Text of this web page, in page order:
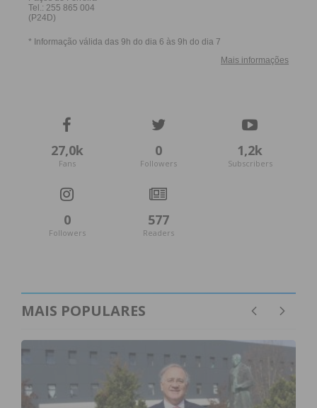
27,0k
Fans
0
Followers
1,2k
Subscribers
0
Followers
577
Readers
MAIS POPULARES